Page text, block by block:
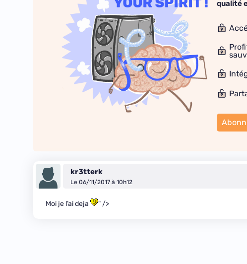
qualité
kr3tterk
Le 06/11/2017 à 10h12
Moi je l’ai deja " />